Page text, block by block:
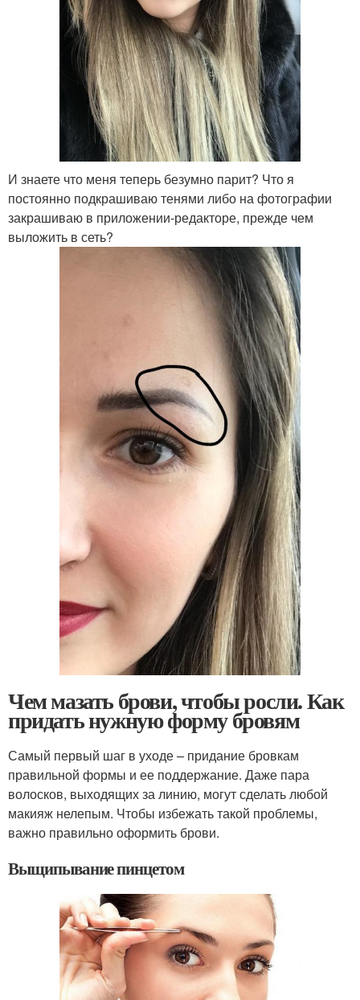
И знаете что меня теперь безумно парит? Что я
постоянно подкрашиваю тенями либо на фотографии
закрашиваю в приложении-редакторе, прежде чем
выложить в сеть?
Чем мазать брови, чтобы росли. Как
придать нужную форму бровям
Самый первый шаг в уходе – придание бровкам
правильной формы и ее поддержание. Даже пара
волосков, выходящих за линию, могут сделать любой
макияж нелепым. Чтобы избежать такой проблемы,
важно правильно оформить брови.
Выщипывание пинцетом